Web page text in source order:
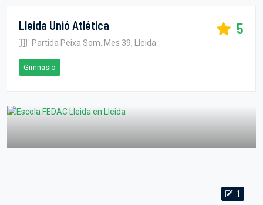
Lleida Unió Atlética
Partida Peixa Som. Mes 39, Lleida
5
Gimnasio
1